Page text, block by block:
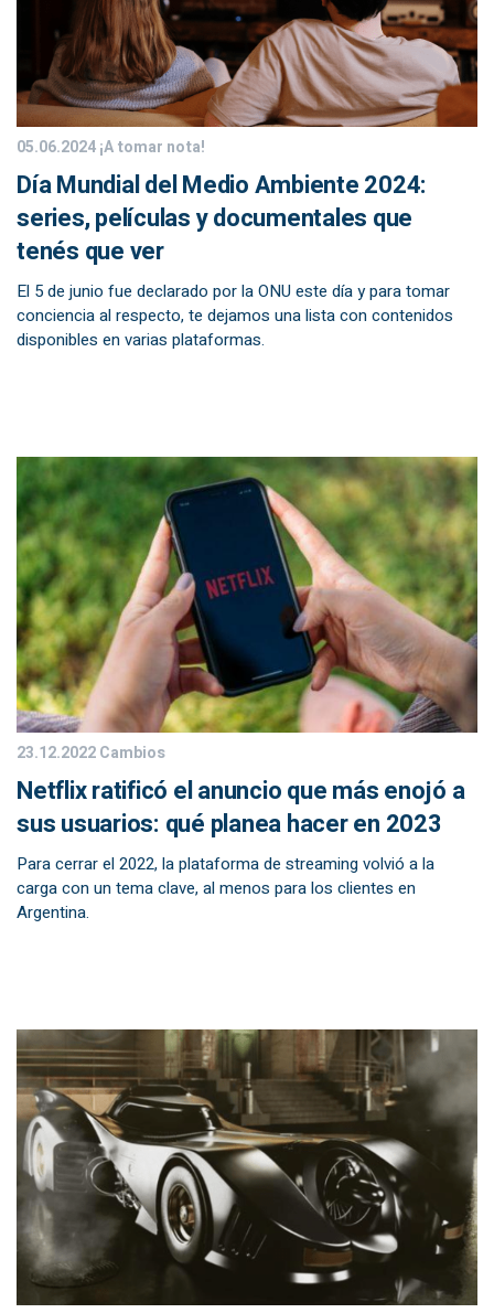
05.06.2024¡A tomar nota!
Día Mundial del Medio Ambiente 2024:
series, películas y documentales que
tenés que ver
El 5 de junio fue declarado por la ONU este día y para tomar
conciencia al respecto, te dejamos una lista con contenidos
disponibles en varias plataformas.
23.12.2022Cambios
Netflix ratificó el anuncio que más enojó a
sus usuarios: qué planea hacer en 2023
Para cerrar el 2022, la plataforma de streaming volvió a la
carga con un tema clave, al menos para los clientes en
Argentina.